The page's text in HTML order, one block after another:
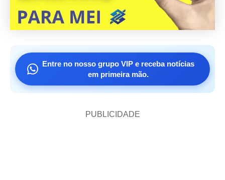
Entre no nosso grupo VIP e receba notícias
em primeira mão.
PUBLICIDADE